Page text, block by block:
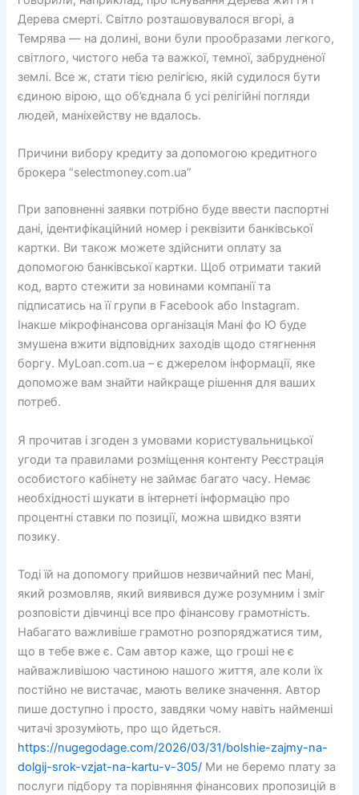
Дерева смерті. Світло розташовувалося вгорі, а
Темрява — на долині, вони були прообразами легкого,
світлого, чистого неба та важкої, темної, забрудненої
землі. Все ж, стати тією релігією, якій судилося бути
єдиною вірою, що об’єднала б усі релігійні погляди
людей, маніхейству не вдалось.
Причини вибору кредиту за допомогою кредитного
брокера “selectmoney.com.ua”
При заповненні заявки потрібно буде ввести паспортні
дані, ідентифікаційний номер і реквізити банківської
картки. Ви також можете здійснити оплату за
допомогою банківської картки. Щоб отримати такий
код, варто стежити за новинами компанії та
підписатись на її групи в Facebook або Instagram.
Інакше мікрофінансова організація Мані фо Ю буде
змушена вжити відповідних заходів щодо стягнення
боргу. MyLoan.com.ua – є джерелом інформації, яке
допоможе вам знайти найкраще рішення для ваших
потреб.
Я прочитав і згоден з умовами користувальницької
угоди та правилами розміщення контенту Реєстрація
особистого кабінету не займає багато часу. Немає
необхідності шукати в інтернеті інформацію про
процентні ставки по позиції, можна швидко взяти
позику.
Тоді їй на допомогу прийшов незвичайний пес Мані,
який розмовляв, який виявився дуже розумним і зміг
розповісти дівчинці все про фінансову грамотність.
Набагато важливіше грамотно розпоряджатися тим,
що в тебе вже є. Сам автор каже, що гроші не є
найважливішою частиною нашого життя, але коли їх
постійно не вистачає, мають велике значення. Автор
пише доступно і просто, завдяки чому навіть найменші
читачі зрозуміють, про що йдеться.
https://nugegodage.com/2026/03/31/bolshie-zajmy-na-
dolgij-srok-vzjat-na-kartu-v-305/ Ми не беремо плату за
послуги підбору та порівняння фінансових пропозицій в